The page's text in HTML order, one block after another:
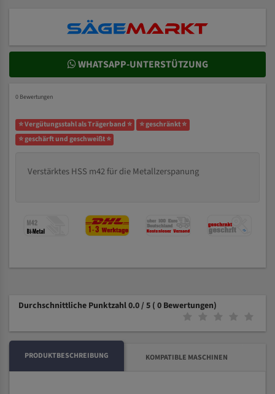
WHATSAPP-UNTERSTÜTZUNG
0 Bewertungen
⭐ Vergütungsstahl als Trägerband ⭐
⭐ geschränkt ⭐
⭐ geschärft und geschweißt ⭐
Verstärktes HSS m42 für die Metallzerspanung
Durchschnittliche Punktzahl 0.0 / 5 ( 0 Bewertungen)
PRODUKTBESCHREIBUNG KOMPATIBLE MASCHINEN